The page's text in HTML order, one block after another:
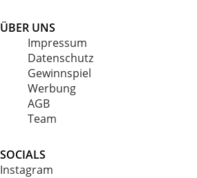
ÜBER UNS
Impressum
Datenschutz
Gewinnspiel
Werbung
AGB
Team
SOCIALS
Instagram